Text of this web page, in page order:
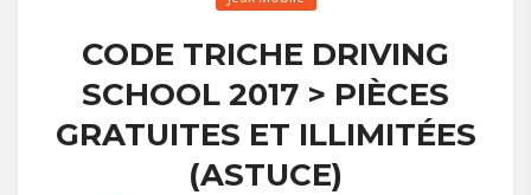
CODE TRICHE DRIVING
SCHOOL 2017 > PIÈCES
GRATUITES ET ILLIMITÉES
(ASTUCE)